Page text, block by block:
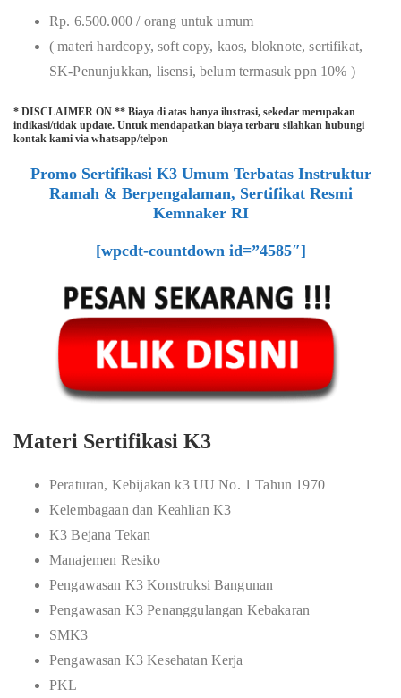
Rp. 6.500.000 / orang untuk umum
( materi hardcopy, soft copy, kaos, bloknote, sertifikat,
SK-Penunjukkan, lisensi, belum termasuk ppn 10% )
* DISCLAIMER ON ** Biaya di atas hanya ilustrasi, sekedar merupakan
indikasi/tidak update. Untuk mendapatkan biaya terbaru silahkan hubungi
kontak kami via whatsapp/telpon
Promo Sertifikasi K3 Umum Terbatas Instruktur
Ramah & Berpengalaman, Sertifikat Resmi
Kemnaker RI
[wpcdt-countdown id=”4585″]
Materi Sertifikasi K3
Peraturan, Kebijakan k3 UU No. 1 Tahun 1970
Kelembagaan dan Keahlian K3
K3 Bejana Tekan
Manajemen Resiko
Pengawasan K3 Konstruksi Bangunan
Pengawasan K3 Penanggulangan Kebakaran
SMK3
Pengawasan K3 Kesehatan Kerja
PKL